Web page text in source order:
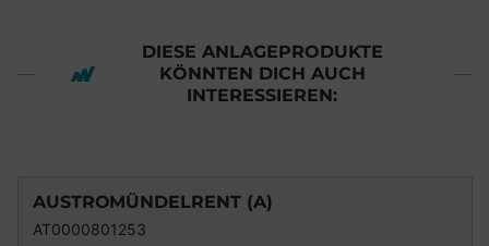
DIESE ANLAGEPRODUKTE
KÖNNTEN DICH AUCH
INTERESSIEREN:
AUSTROMÜNDELRENT (A)
AT0000801253